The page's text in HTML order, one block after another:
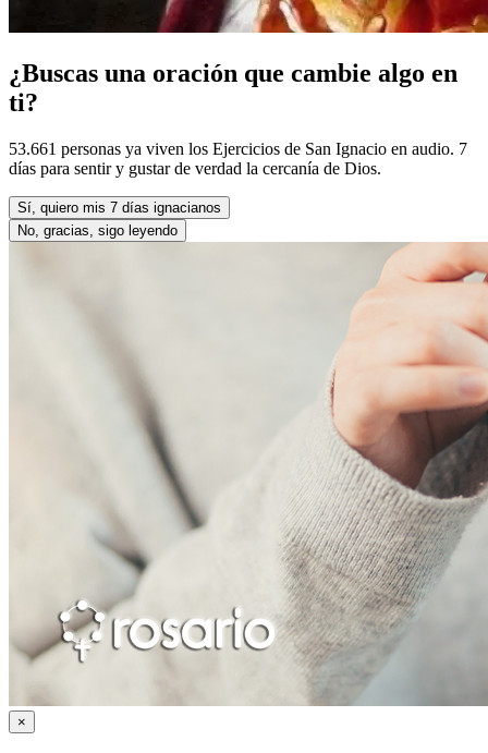
¿Buscas una oración que cambie algo en
ti?
53.661 personas ya viven los Ejercicios de San Ignacio en audio. 7
días para sentir y gustar de verdad la cercanía de Dios.
Sí, quiero mis 7 días ignacianos
No, gracias, sigo leyendo
×